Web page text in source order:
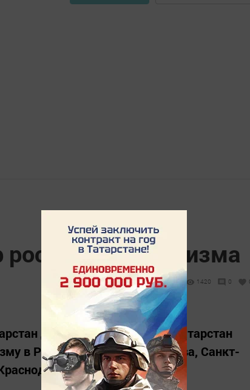
туризма
1420 0
для отдыха и туризма. Татарстан
в России – в рейтинге Москва, Санкт-
край.